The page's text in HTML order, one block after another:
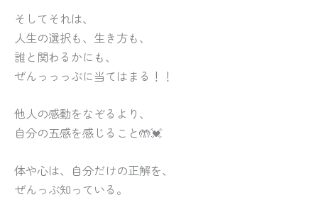
そしてそれは、
人生の選択も、生き方も、
誰と関わるかにも、
ぜんっっっぶに当てはまる！！
他人の感動をなぞるより、
自分の五感を感じること🤲💓
体や心は、自分だけの正解を、
ぜんっぶ知っている。